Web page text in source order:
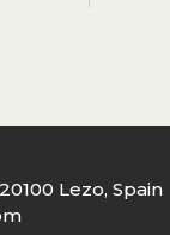
Lezo, Spain